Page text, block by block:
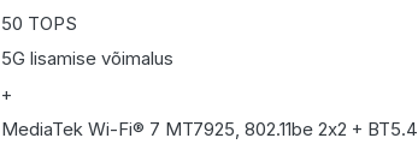
50 TOPS
5G lisamise võimalus
+
MediaTek Wi-Fi® 7 MT7925, 802.11be 2x2 + BT5.4